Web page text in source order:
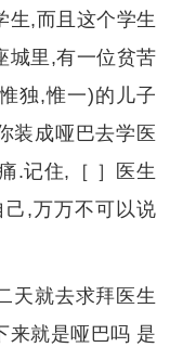
生,而且这个学生
城里,有一位贫苦
独,惟一)的儿子
装成哑巴去学医
.记住,［ ］医生
,万万不可以说
天就去求拜医生
来就是哑巴吗 是